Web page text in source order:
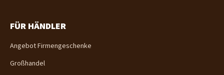
FÜR HÄNDLER
Angebot Firmengeschenke
Großhandel